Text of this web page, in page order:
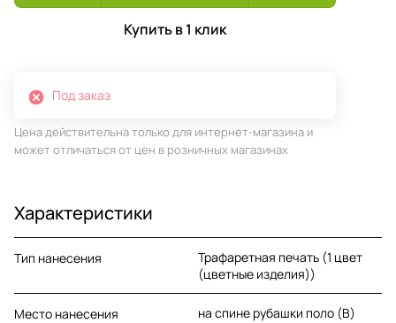
Купить в 1 клик
Под заказ
Цена действительна только для интернет-магазина и
может отличаться от цен в розничных магазинах
Характеристики
Тип нанесения
Трафаретная печать (1 цвет
(цветные изделия))
Место нанесения на спине рубашки поло (B)